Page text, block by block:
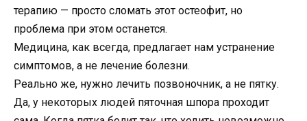
терапию — просто сломать этот остеофит, но
проблема при этом останется.
Медицина, как всегда, предлагает нам устранение
симптомов, а не лечение болезни.
Реально же, нужно лечить позвоночник, а не пятку.
Да, у некоторых людей пяточная шпора проходит